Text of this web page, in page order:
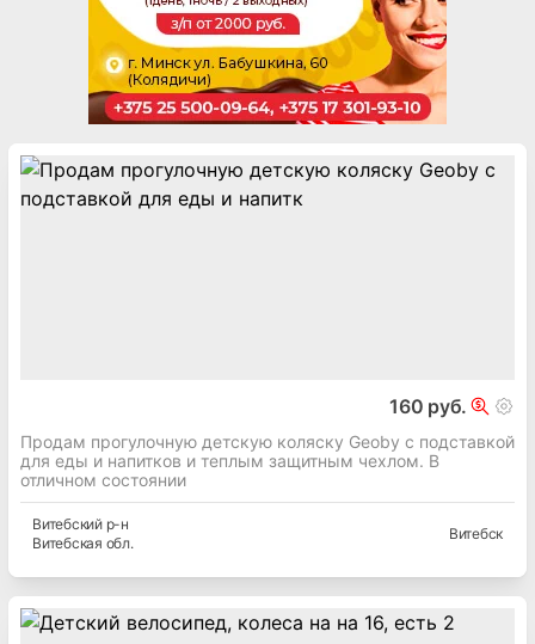
160 руб.
Продам прогулочную детскую коляску Geoby с подставкой
для еды и напитков и теплым защитным чехлом. В
отличном состоянии
Витебскийр-н
Витебская обл.
Витебск